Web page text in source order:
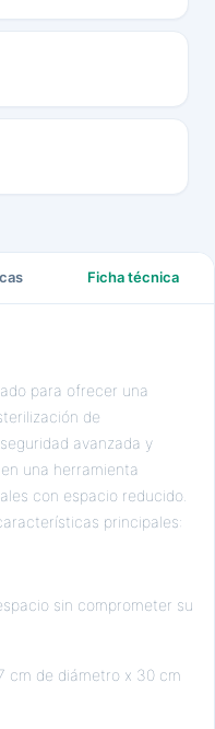
Ficha técnica
para ofrecer una
de
avanzada y
una herramienta
con espacio reducido.
principales:
sin comprometer su
cm de diámetro x 30 cm